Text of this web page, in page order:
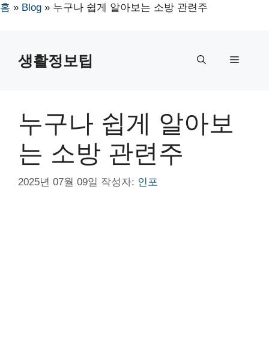
홈 » Blog » 누구나 쉽게 알아보는 소방 관련주
생활정보팁 메
누구나 쉽게 알아보
는 소방 관련주
2025년 07월 09일 작성자: 인포